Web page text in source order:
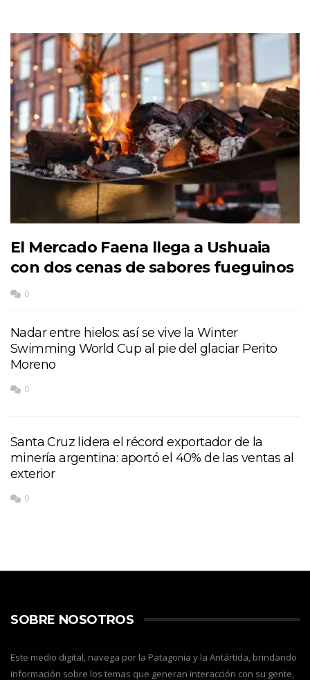
El Mercado Faena llega a Ushuaia
con dos cenas de sabores fueguinos
0
Nadar entre hielos: así se vive la Winter
Swimming World Cup al pie del glaciar Perito
Moreno
0
Santa Cruz lidera el récord exportador de la
minería argentina: aportó el 40% de las ventas al
exterior
0
SOBRE NOSOTROS
Este medio digital, navega por la Patagonia y la Antártida, brindando
información sobre los temas que generan interacción con su gente,